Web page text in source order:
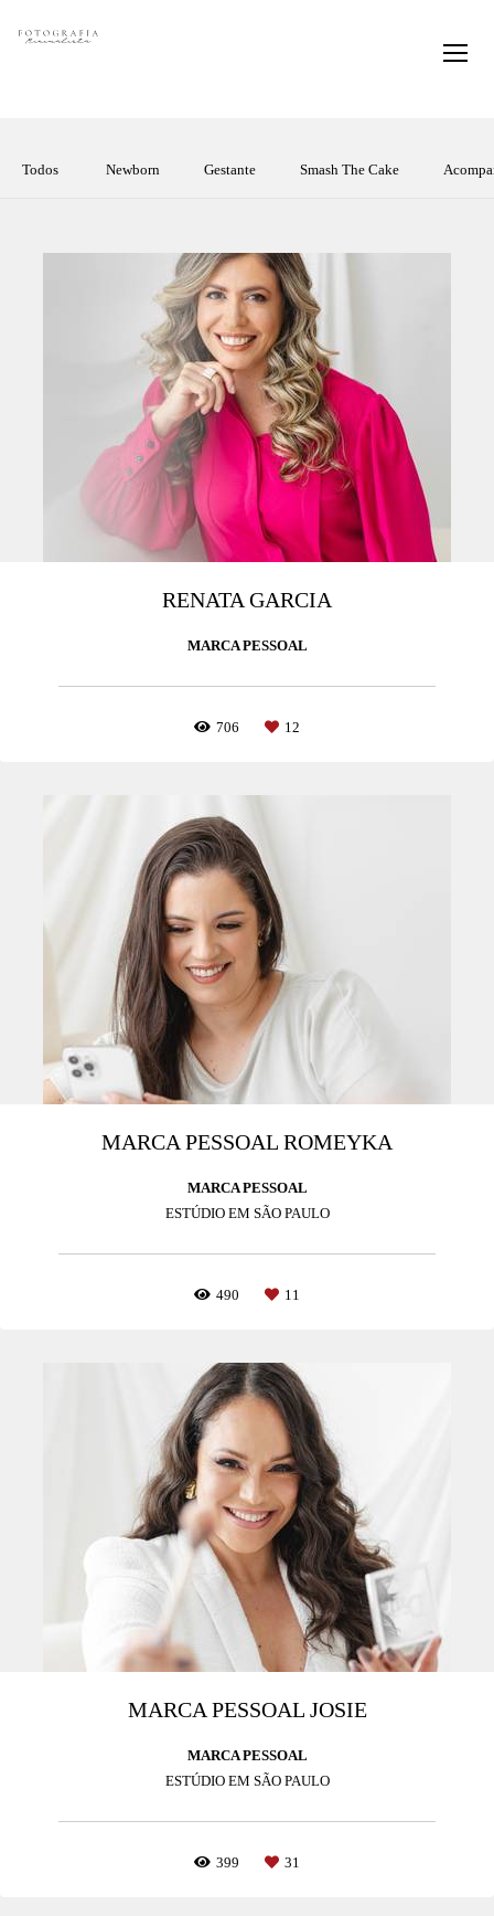
Todos Newborn Gestante Smash The Cake
RENATA GARCIA
MARCA PESSOAL
706 12
MARCA PESSOAL ROMEYKA
MARCA PESSOAL
ESTÚDIO EM SÃO PAULO
490 11
MARCA PESSOAL JOSIE
MARCA PESSOAL
ESTÚDIO EM SÃO PAULO
399 31